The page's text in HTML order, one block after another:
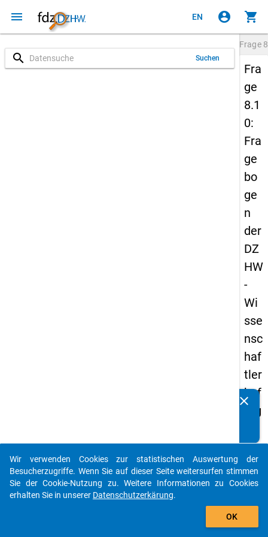
menu EN account_circle shopping_cart
search Suchen
Frage
Fra
ge
8.1
0:
Fra
ge
bo
ge
n
der
DZ
HW
-
Wi
sse
nsc
haf
tler
bef
rag
g
20
16
Details
clear
auto_stories
add_shopping_cart
Wir verwenden Cookies zur statistischen Auswertung der
Besucherzugriffe. Wenn Sie auf dieser Seite weitersurfen stimmen
Sie der Cookie-Nutzung zu. Weitere Informationen zu Cookies
erhalten Sie in unserer Datenschutzerkärung.
OK